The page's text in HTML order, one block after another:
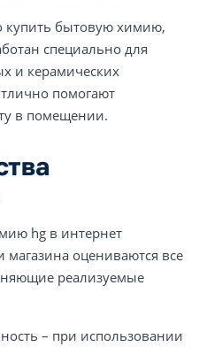
купить бытовую химию,
специально для
и керамических
помогают
в помещении.
hg в интернет
магазина оцениваются все
реализуемые
– при использовании